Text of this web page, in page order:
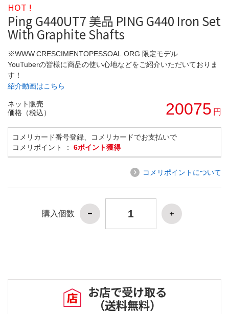
HOT !
Ping G440UT7 美品 PING G440 Iron Set
With Graphite Shafts
※WWW.CRESCIMENTOPESSOAL.ORG 限定モデル
YouTuberの皆様に商品の使い心地などをご紹介いただいておりま
す！
紹介動画はこちら
ネット販売
価格（税込）
20075 円
コメリカード番号登録、コメリカードでお支払いで
コメリポイント ： 6ポイント獲得
コメリポイントについて
購入個数
お店で受け取る
（送料無料）